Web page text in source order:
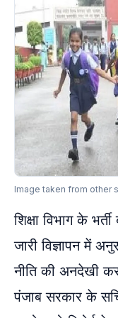
Image taken from other
शिक्षा विभाग के
जारी विज्ञापन में
नीति की अनदेखी
पंजाब सरकार के